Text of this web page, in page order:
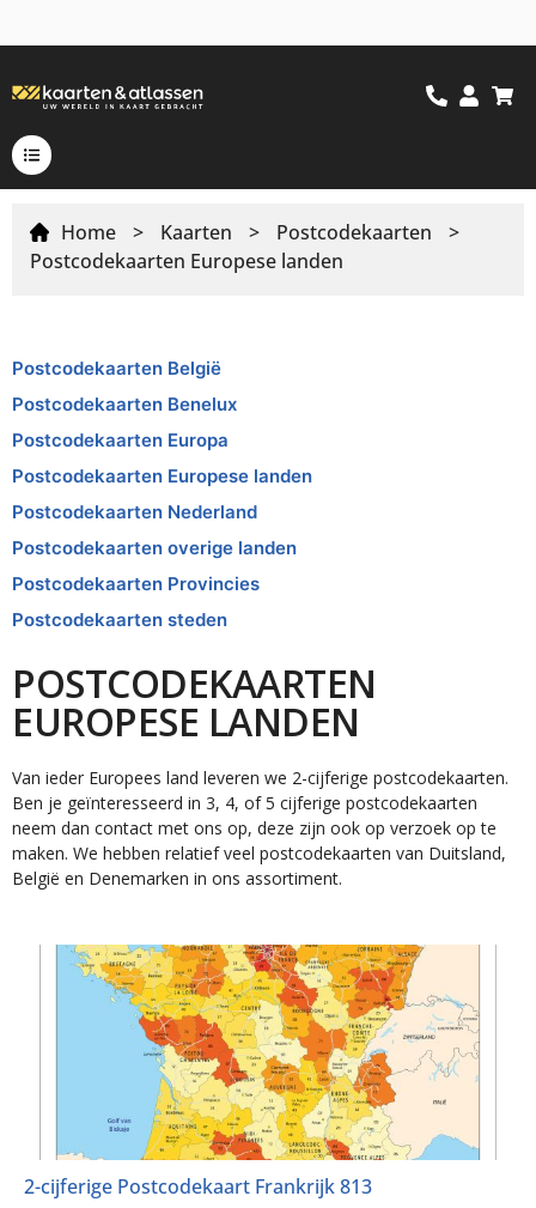
Home > Kaarten > Postcodekaarten
>
Postcodekaarten Europese landen
Postcodekaarten België
Postcodekaarten Benelux
Postcodekaarten Europa
Postcodekaarten Europese landen
Postcodekaarten Nederland
Postcodekaarten overige landen
Postcodekaarten Provincies
Postcodekaarten steden
POSTCODEKAARTEN
EUROPESE LANDEN
Van ieder Europees land leveren we 2-cijferige postcodekaarten.
Ben je geïnteresseerd in 3, 4, of 5 cijferige postcodekaarten
neem dan contact met ons op, deze zijn ook op verzoek op te
maken. We hebben relatief veel postcodekaarten van Duitsland,
België en Denemarken in ons assortiment.
2-cijferige Postcodekaart Frankrijk 813